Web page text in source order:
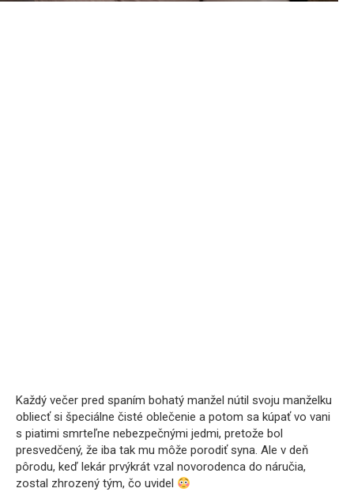
Každý večer pred spaním bohatý manžel nútil svoju manželku
obliecť si špeciálne čisté oblečenie a potom sa kúpať vo vani
s piatimi smrteľne nebezpečnými jedmi, pretože bol
presvedčený, že iba tak mu môže porodiť syna. Ale v deň
pôrodu, keď lekár prvýkrát vzal novorodenca do náručia,
zostal zhrozený tým, čo uvidel